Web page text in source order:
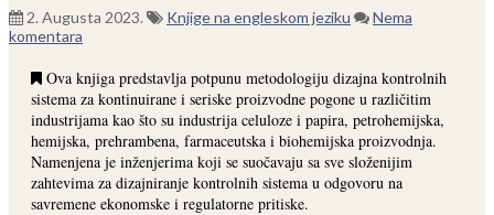
2. Augusta 2023. Knjige na engleskom jeziku
Nema
komentara
Ova knjiga predstavlja potpunu metodologiju dizajna kontrolnih
sistema za kontinuirane i seriske proizvodne pogone u različitim
industrijama kao što su industrija celuloze i papira, petrohemijska,
hemijska, prehrambena, farmaceutska i biohemijska proizvodnja.
Namenjena je inženjerima koji se suočavaju sa sve složenijim
zahtevima za dizajniranje kontrolnih sistema u odgovoru na
savremene ekonomske i regulatorne pritiske.